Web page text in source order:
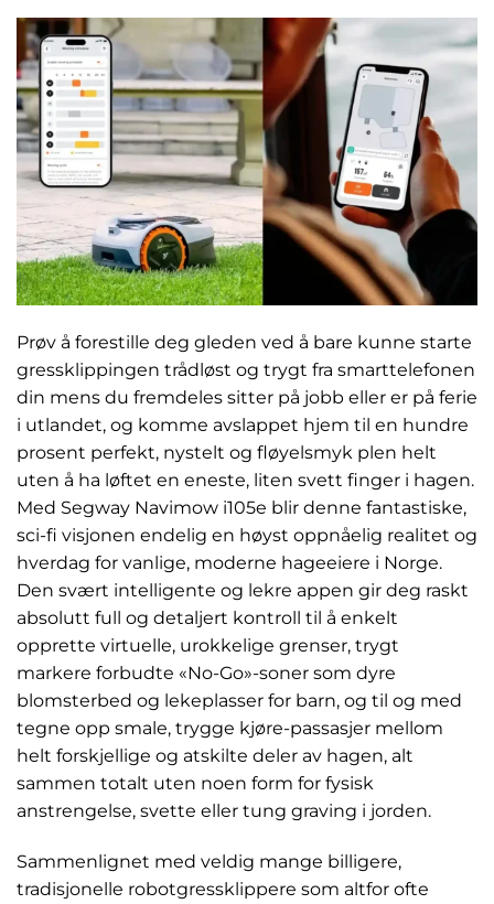
Prøv å forestille deg gleden ved å bare kunne starte
gressklippingen trådløst og trygt fra smarttelefonen
din mens du fremdeles sitter på jobb eller er på ferie
i utlandet, og komme avslappet hjem til en hundre
prosent perfekt, nystelt og fløyelsmyk plen helt
uten å ha løftet en eneste, liten svett finger i hagen.
Med Segway Navimow i105e blir denne fantastiske,
sci-fi visjonen endelig en høyst oppnåelig realitet og
hverdag for vanlige, moderne hageeiere i Norge.
Den svært intelligente og lekre appen gir deg raskt
absolutt full og detaljert kontroll til å enkelt
opprette virtuelle, urokkelige grenser, trygt
markere forbudte «No-Go»-soner som dyre
blomsterbed og lekeplasser for barn, og til og med
tegne opp smale, trygge kjøre-passasjer mellom
helt forskjellige og atskilte deler av hagen, alt
sammen totalt uten noen form for fysisk
anstrengelse, svette eller tung graving i jorden.
Sammenlignet med veldig mange billigere,
tradisjonelle robotgressklippere som altfor ofte